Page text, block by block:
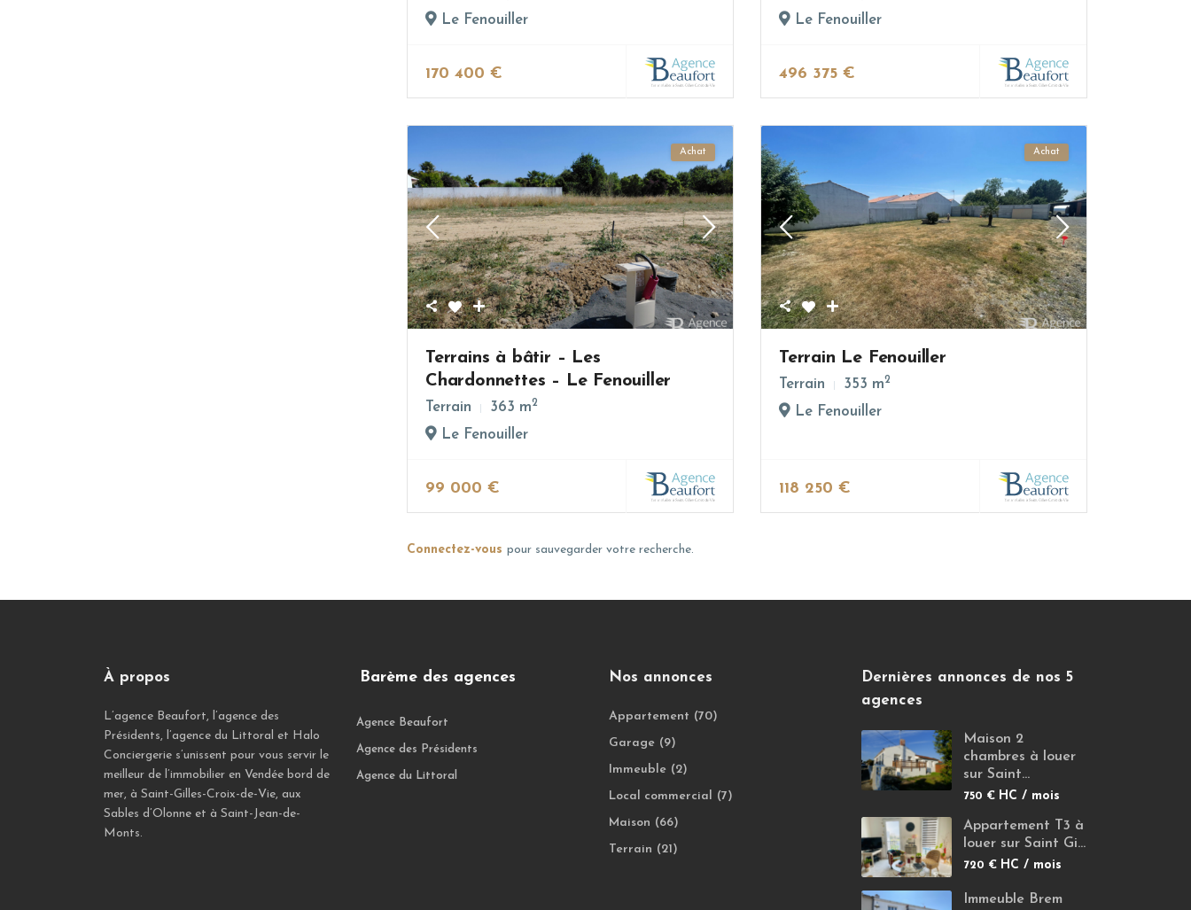
Le Fenouiller
170 400 €
Le Fenouiller
496 375 €
Achat
Terrains à bâtir – Les
Chardonnettes – Le Fenouiller
Terrain 363 m2
Le Fenouiller
99 000 €
Achat
Terrain Le Fenouiller
Terrain 353 m2
Le Fenouiller
118 250 €
Connectez-vous pour sauvegarder votre recherche.
À propos
L’agence Beaufort, l’agence des
Présidents, l’agence du Littoral et Halo
Conciergerie s’unissent pour vous servir le
meilleur de l’immobilier en Vendée bord de
mer, à Saint-Gilles-Croix-de-Vie, aux
Sables d’Olonne et à Saint-Jean-de-
Monts.
Barème des agences
Agence Beaufort
Agence des Présidents
Agence du Littoral
Nos annonces
Appartement (70)
Garage (9)
Immeuble (2)
Local commercial (7)
Maison (66)
Terrain (21)
Dernières annonces de nos 5
agences
Maison 2
chambres à louer
sur Saint...
750 € HC / mois
Appartement T3 à
louer sur Saint Gi...
720 € HC / mois
Immeuble Brem